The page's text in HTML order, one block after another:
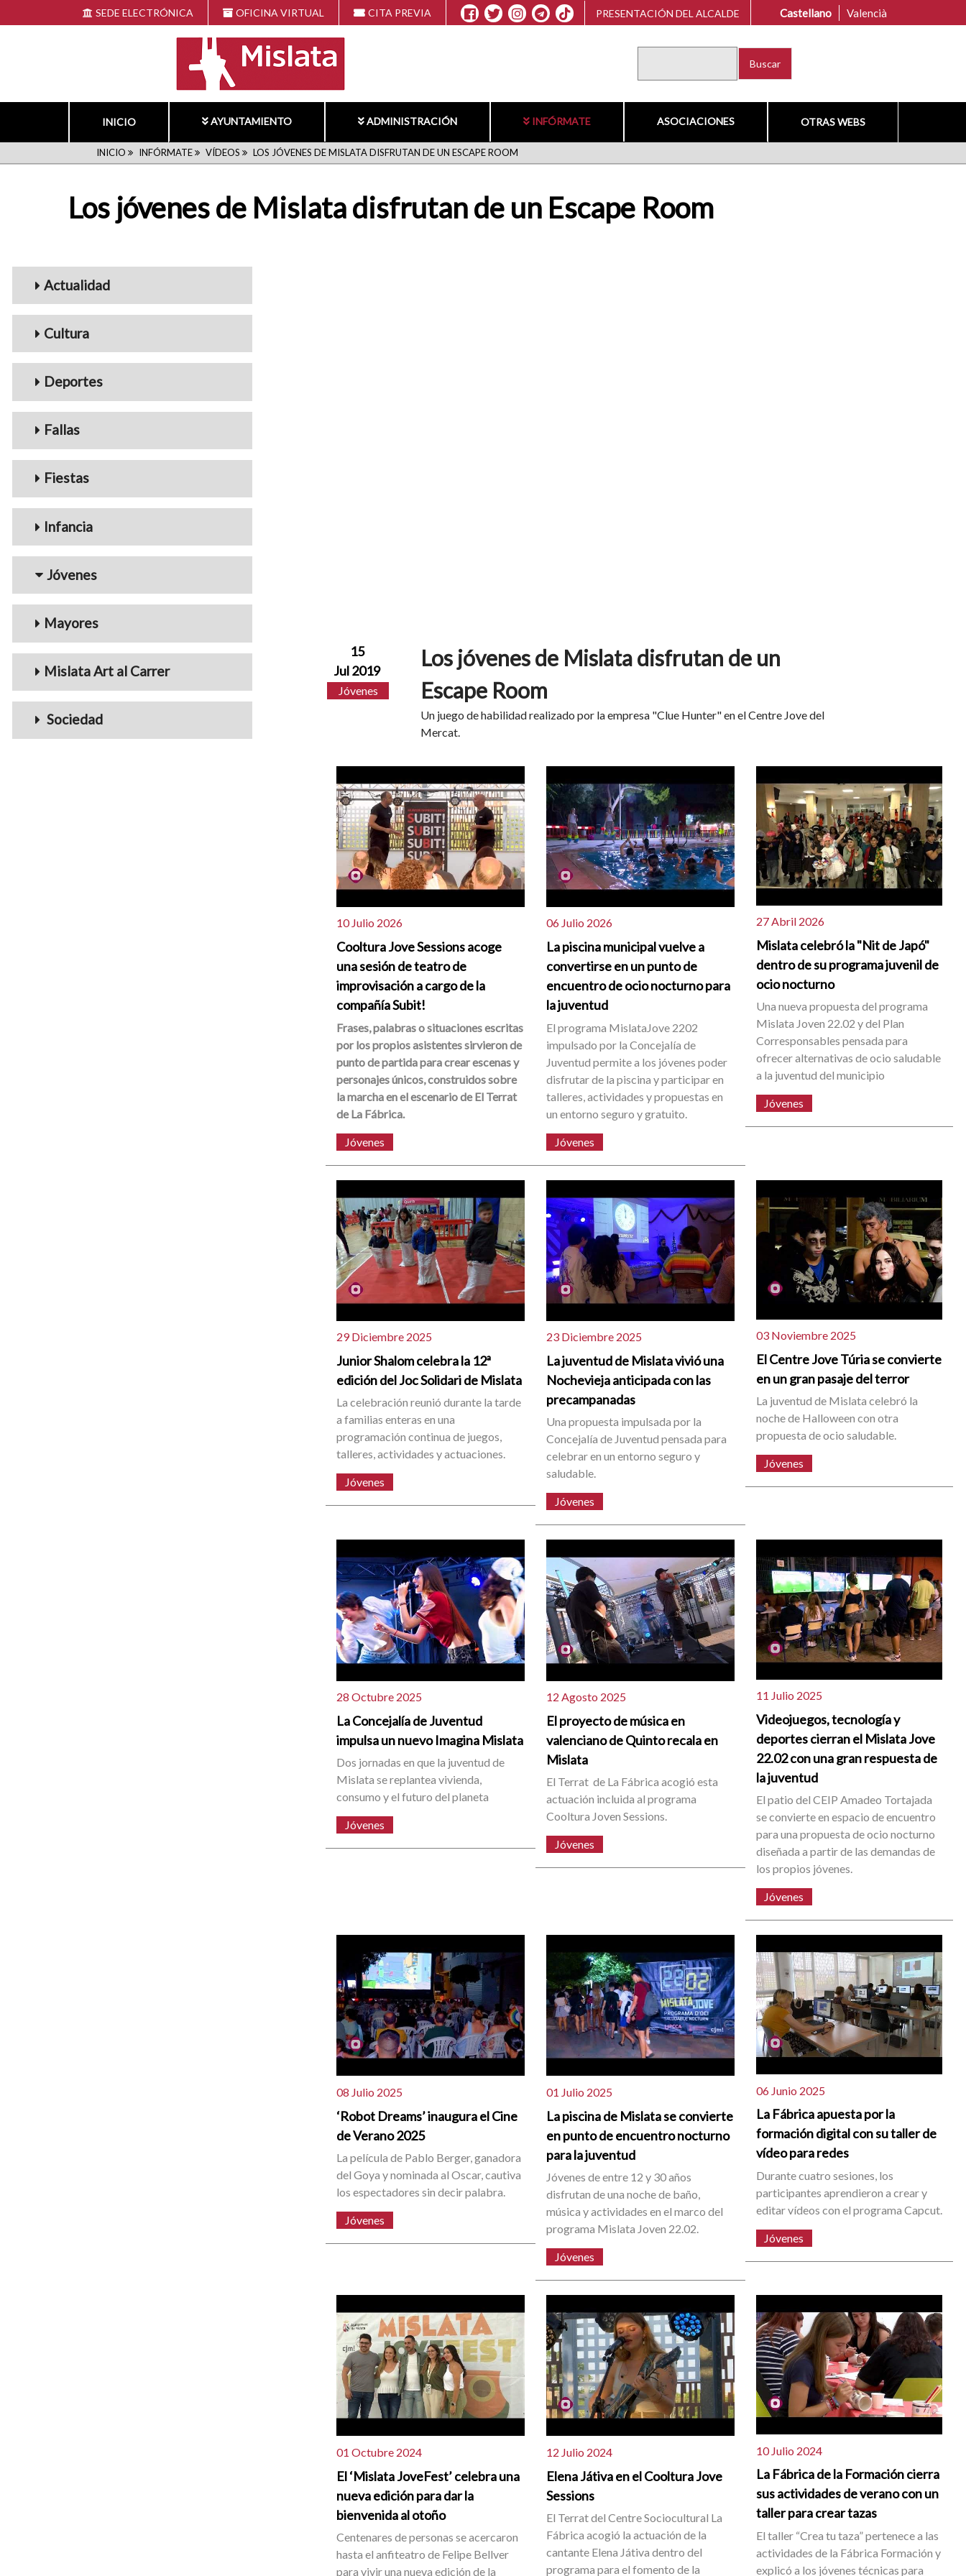
al
SEDE ELECTRÓNICA OFICINA VIRTUAL CITA PREVIA PRESENTACIÓN DEL ALCALDE Castellano Valencià
INICIO AYUNTAMIENTO ADMINISTRACIÓN INFÓRMATE ASOCIACIONES OTRAS WEBS
RUTA
DE
NAVEGACIÓN
INICIO INFÓRMATE VÍDEOS LOS JÓVENES DE MISLATA DISFRUTAN DE UN ESCAPE ROOM
Los jóvenes de Mislata disfrutan de un Escape Room
Menu_Videos
Actualidad
Cultura
Deportes
Fallas
Fiestas
Infancia
Jóvenes
Mayores
Mislata Art al Carrer
Sociedad
15
Jul 2019
Jóvenes
Los jóvenes de Mislata disfrutan de un
Escape Room
Un juego de habilidad realizado por la empresa "Clue Hunter" en el Centre Jove del
Mercat.
10 Julio 2026
Cooltura Jove Sessions acoge
una sesión de teatro de
improvisación a cargo de la
compañía Subit!
Frases, palabras o situaciones escritas
por los propios asistentes sirvieron de
punto de partida para crear escenas y
personajes únicos, construidos sobre
la marcha en el escenario de El Terrat
de La Fábrica.
Jóvenes
06 Julio 2026
La piscina municipal vuelve a
convertirse en un punto de
encuentro de ocio nocturno para
la juventud
El programa MislataJove 2202
impulsado por la Concejalía de
Juventud permite a los jóvenes poder
disfrutar de la piscina y participar en
talleres, actividades y propuestas en
un entorno seguro y gratuito.
Jóvenes
27 Abril 2026
Mislata celebró la "Nit de Japó"
dentro de su programa juvenil de
ocio nocturno
Una nueva propuesta del programa
Mislata Joven 22.02 y del Plan
Corresponsables pensada para
ofrecer alternativas de ocio saludable
a la juventud del municipio
Jóvenes
29 Diciembre 2025
Junior Shalom celebra la 12ª
edición del Joc Solidari de Mislata
La celebración reunió durante la tarde
a familias enteras en una
programación continua de juegos,
talleres, actividades y actuaciones.
Jóvenes
23 Diciembre 2025
La juventud de Mislata vivió una
Nochevieja anticipada con las
precampanadas
Una propuesta impulsada por la
Concejalía de Juventud pensada para
celebrar en un entorno seguro y
saludable.
Jóvenes
03 Noviembre 2025
El Centre Jove Túria se convierte
en un gran pasaje del terror
La juventud de Mislata celebró la
noche de Halloween con otra
propuesta de ocio saludable.
Jóvenes
28 Octubre 2025
La Concejalía de Juventud
impulsa un nuevo Imagina Mislata
Dos jornadas en que la juventud de
Mislata se replantea vivienda,
consumo y el futuro del planeta
Jóvenes
12 Agosto 2025
El proyecto de música en
valenciano de Quinto recala en
Mislata
El Terrat de La Fábrica acogió esta
actuación incluida al programa
Cooltura Joven Sessions.
Jóvenes
11 Julio 2025
Videojuegos, tecnología y
deportes cierran el Mislata Jove
22.02 con una gran respuesta de
la juventud
El patio del CEIP Amadeo Tortajada
se convierte en espacio de encuentro
para una propuesta de ocio nocturno
diseñada a partir de las demandas de
los propios jóvenes.
Jóvenes
08 Julio 2025
‘Robot Dreams’ inaugura el Cine
de Verano 2025
La película de Pablo Berger, ganadora
del Goya y nominada al Oscar, cautiva
los espectadores sin decir palabra.
Jóvenes
01 Julio 2025
La piscina de Mislata se convierte
en punto de encuentro nocturno
para la juventud
Jóvenes de entre 12 y 30 años
disfrutan de una noche de baño,
música y actividades en el marco del
programa Mislata Joven 22.02.
Jóvenes
06 Junio 2025
La Fábrica apuesta por la
formación digital con su taller de
vídeo para redes
Durante cuatro sesiones, los
participantes aprendieron a crear y
editar vídeos con el programa Capcut.
Jóvenes
01 Octubre 2024
El ‘Mislata JoveFest’ celebra una
nueva edición para dar la
bienvenida al otoño
Centenares de personas se acercaron
hasta el anfiteatro de Felipe Bellver
para vivir una nueva edición de la
12 Julio 2024
Elena Játiva en el Cooltura Jove
Sessions
El Terrat del Centre Sociocultural La
Fábrica acogió la actuación de la
cantante Elena Játiva dentro del
programa para el fomento de la
10 Julio 2024
La Fábrica de la Formación cierra
sus actividades de verano con un
taller para crear tazas
El taller “Crea tu taza” pertenece a las
actividades de la Fábrica Formación y
explicó a los jóvenes técnicas para